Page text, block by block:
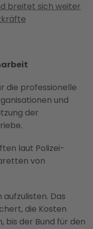
breitet sich weiter
die professionelle
und
der
laut Polizei-
von
Das
die Kosten
bis der Bund für den